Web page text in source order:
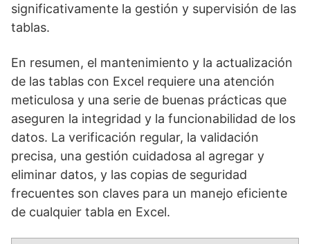
significativamente la gestión y supervisión de las
tablas.
En resumen, el mantenimiento y la actualización
de las tablas con Excel requiere una atención
meticulosa y una serie de buenas prácticas que
aseguren la integridad y la funcionabilidad de los
datos. La verificación regular, la validación
precisa, una gestión cuidadosa al agregar y
eliminar datos, y las copias de seguridad
frecuentes son claves para un manejo eficiente
de cualquier tabla en Excel.